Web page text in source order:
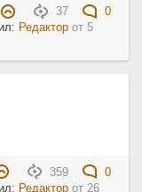
37
0
Редактор от5
359
0
Редактор от26